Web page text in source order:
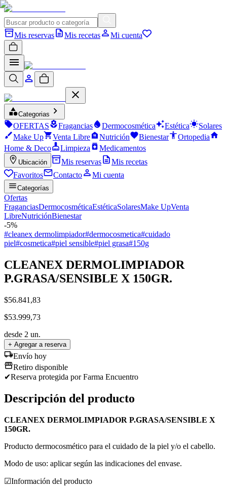
Mis reservas Mis recetas Mi cuenta
Categorias
OFERTAS Fragancias Dermocosmética Estética
Solares
Make Up
Venta Libre Nutrición Bienestar
Ortopedia
Home & Deco
Limpieza Medicamentos
Ubicación Mis reservas
Mis recetas
Favoritos
Contacto Mi cuenta
Categorías
Ofertas
FraganciasDermocosméticaEstéticaSolaresMake UpVenta
LibreNutriciónBienestar
-5%
#cleanex dermolimpiador#dermocosmetica#cuidado
piel#cosmetica#piel sensible#piel grasa#150g
CLEANEX DERMOLIMPIADOR
P.GRASA/SENSIBLE X 150GR.
$56.841,83
$53.999,73
desde 2 un.
+ Agregar a reserva
Envío hoy
Retiro disponible
✔Reserva protegida por Farma Encuentro
Descripción del producto
CLEANEX DERMOLIMPIADOR P.GRASA/SENSIBLE X
150GR.
Producto dermocosmético para el cuidado de la piel y/o el cabello.
Modo de uso: aplicar según las indicaciones del envase.
☑Información del producto